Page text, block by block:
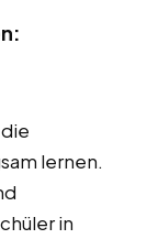
lernen.
in